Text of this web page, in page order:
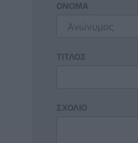
ΟΝΟΜΑ
ΤΙΤΛΟΣ
ΣΧΟΛΙΟ